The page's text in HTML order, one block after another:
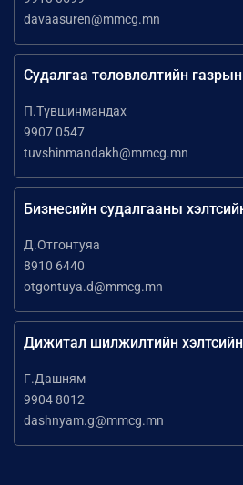
davaasuren@mmcg.mn
Судалгаа төлөвлөлтийн
П.Түвшинмандах
9907 0547
tuvshinmandakh@mmcg.mn
Бизнесийн судалгааны
Д.Отгонтуяа
8910 6440
otgontuya.d@mmcg.mn
Дижитал шилжилтийн
Г.Дашням
9904 8012
dashnyam.g@mmcg.mn